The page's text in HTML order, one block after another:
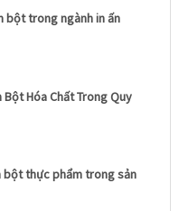
bột trong ngành in ấn
Bột Hóa Chất Trong Quy
bột thực phẩm trong sản